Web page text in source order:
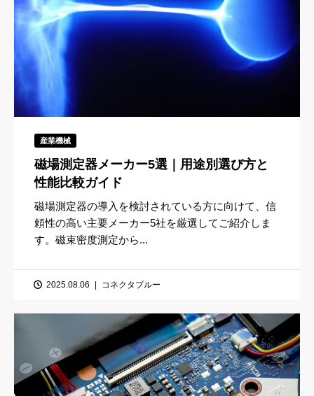
産業機械
磁場測定器メーカー5選｜用途別選び方と
性能比較ガイド
磁場測定器の導入を検討されている方に向けて、信
頼性の高い主要メーカー5社を厳選してご紹介しま
す。磁束密度測定から...
2025.08.06 コネクタブルー